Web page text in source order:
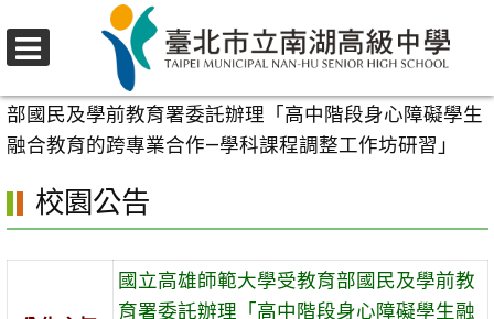
至
要
內
校園公告
部國民及學前教育署委託辦理「高中階段身心障礙學生
融合教育的跨專業合作—學科課程調整工作坊研習」
校園公告
國立高雄師範大學受教育部國民及學前教
育署委託辦理「高中階段身心障礙學生融
選
單